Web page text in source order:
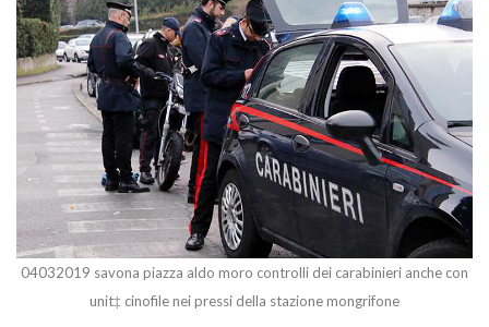
04032019 savona piazza aldo moro controlli dei carabinieri anche con
unit‡ cinofile nei pressi della stazione mongrifone